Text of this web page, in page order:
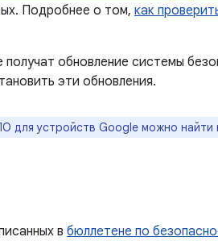
Подробнее о том, как
обновление системы
эти обновления.
для устройств Google можно найти
в бюллетене по